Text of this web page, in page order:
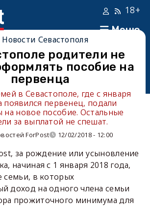
Меню
18+
Новости Севастополя
родители не
пособие на
первенца
в Севастополе, где с января
появился первенец, подали
новое пособие. Остальные
за выплатой не спешат.
ForPost 12/02/2018 - 12:00
за рождение или усыновление
начиная с 1 января 2018 года,
семьи, в которых
доход на одного члена семьи
прожиточного минимума для